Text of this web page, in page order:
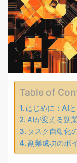
Table of
はじめに：AI
AIが変える副
タスク自動化
副業成功のポ